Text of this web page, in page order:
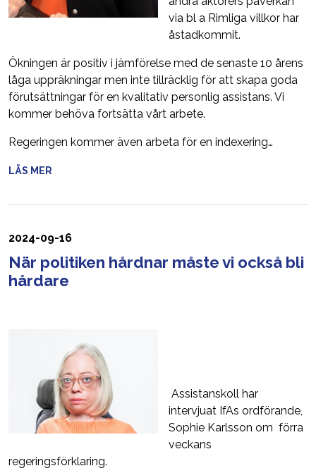
via bl a Rimliga villkor har
åstadkommit.
Ökningen är positiv i jämförelse med de senaste 10 årens
låga uppräkningar men inte tillräcklig för att skapa goda
förutsättningar för en kvalitativ personlig assistans. Vi
kommer behöva fortsätta vårt arbete.
Regeringen kommer även arbeta för en indexering…
LÄS MER
2024-09-16
När politiken hårdnar måste vi också bli
hårdare
Assistanskoll har
intervjuat IfAs ordförande,
Sophie Karlsson om förra
veckans
regeringsförklaring.